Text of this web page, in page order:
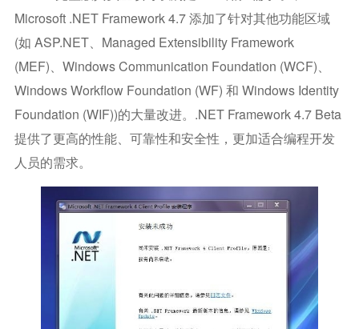
Microsoft .NET Framework 4.7 添加了针对其他功能区域
(如 ASP.NET、Managed Extensibility Framework
(MEF)、Windows Communication Foundation (WCF)、
Windows Workflow Foundation (WF) 和 Windows Identity
Foundation (WIF))的大量改进。.NET Framework 4.7 Beta
提供了更高的性能、可靠性和安全性，更加适合编程开发
人员的需求。